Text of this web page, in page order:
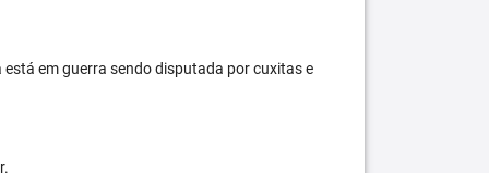
em guerra sendo disputada por cuxitas e